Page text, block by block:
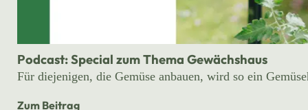
Podcast: Special zum Thema Gewächshaus
Für diejenigen, die Gemüse anbauen, wird so ein
Zum Beitrag